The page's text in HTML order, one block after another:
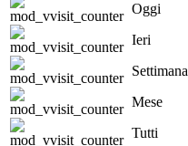
Oggi
Ieri
Settimana
Mese
Tutti